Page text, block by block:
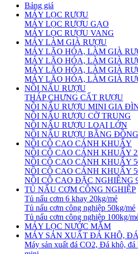
Bảng giá
MÁY LỌC RƯỢU
MÁY LỌC RƯỢU GẠO
MÁY LỌC RƯỢU VANG
MÁY LÀM GIÀ RƯỢU
MÁY LÃO HÓA, LÀM GIÀ
MÁY LÃO HÓA, LÀM GIÀ
MÁY LÃO HÓA, LÀM GIÀ
MÁY LÃO HÓA, LÀM GIÀ
NỒI NẤU RƯỢU
THÁP CHƯNG CẤT RƯỢU
NỒI NẤU RƯỢU MINI GIA
NỒI NẤU RƯỢU CỠ TRUNG
NỒI NẤU RƯỢU LOẠI LỚN
NỒI NẤU RƯỢU BẰNG ĐỒNG
NỒI CÔ CAO CÁNH KHUẤY
NỒI CÔ CAO CÁNH KHUẤY
NỒI CÔ CAO CÁNH KHUẤY
NỒI CÔ CAO CÁNH KHUẤY
NỒI CÔ CAO ĐẶC NGHIÊNG
TỦ NẤU CƠM CÔNG NGHIỆP
Tủ nấu cơm 6 khay 20kg/mẻ
Tủ nấu cơm công nghiệp 50kg/mẻ
Tủ nấu cơm công nghiệp 100kg/
MÁY LỌC NƯỚC MẮM
MÁY SẢN XUẤT ĐÁ KHÔ,
Máy sản xuất đá CO2, Đá khô, đá